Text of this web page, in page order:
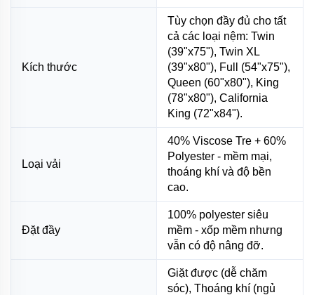
Kích thước
Tùy chọn đầy đủ cho tất
cả các loại nệm: Twin
(39"x75"), Twin XL
(39"x80"), Full (54"x75"),
Queen (60"x80"), King
(78"x80"), California
King (72"x84").
Loại vải
40% Viscose Tre + 60%
Polyester - mềm mại,
thoáng khí và độ bền
cao.
Đặt đầy
100% polyester siêu
mềm - xốp mềm nhưng
vẫn có độ nâng đỡ.
Giặt được (dễ chăm
sóc), Thoáng khí (ngủ